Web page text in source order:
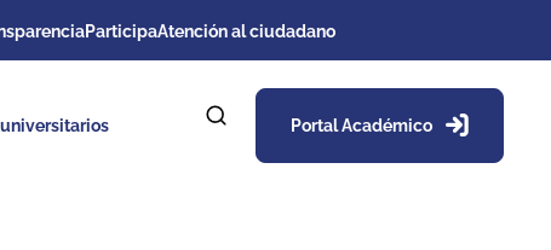
ParticipaAtención al ciudadano
Portal Académico